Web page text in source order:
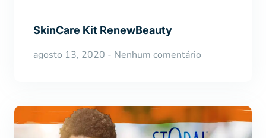
SkinCare Kit RenewBeauty
agosto 13, 2020 Nenhum comentário